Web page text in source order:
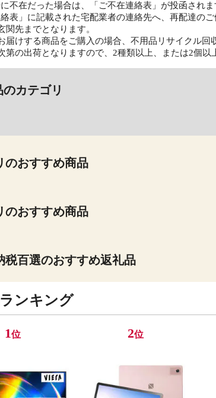
不在だった場合は、「ご不在連絡表」が投函されま
絡表」に記載された宅配業者の連絡先へ、再配達のご
関先までとなります。
届けする商品をご購入の場合、不用品リサイクル回
第の出荷となりますので、2種類以上、または2個以
のカテゴリ
のおすすめ商品
のおすすめ商品
税百選のおすすめ返礼品
ンキング
1位 2位